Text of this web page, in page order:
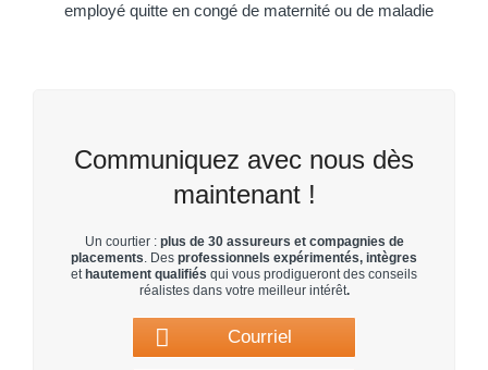
employé quitte en congé de maternité ou de maladie
Communiquez avec nous dès
maintenant !
Un courtier :plus de 30 assureurs et compagnies de
placements. Des professionnels expérimentés, intègres
ethautement qualifiés qui vous prodigueront des conseils
réalistes dans votre meilleur intérêt.
Courriel